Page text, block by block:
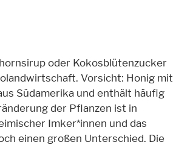
oder Kokosblütenzucker
Vorsicht: Honig mit
Südamerika und enthält häufig
der Pflanzen ist in
Imker*innen und das
einen großen Unterschied. Die